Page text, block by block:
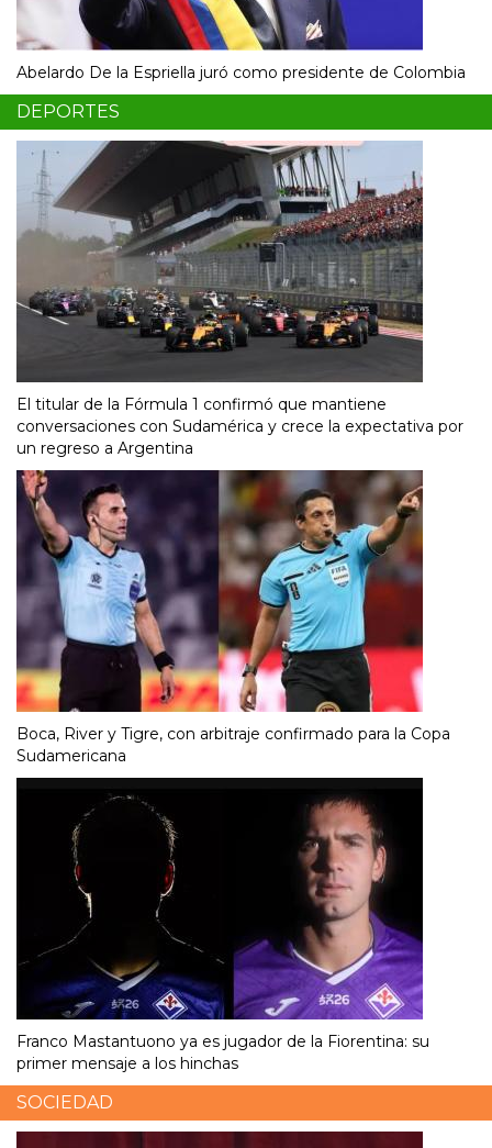
Abelardo De la Espriella juró como presidente de Colombia
DEPORTES
El titular de la Fórmula 1 confirmó que mantiene
conversaciones con Sudamérica y crece la expectativa por
un regreso a Argentina
Boca, River y Tigre, con arbitraje confirmado para la Copa
Sudamericana
Franco Mastantuono ya es jugador de la Fiorentina: su
primer mensaje a los hinchas
SOCIEDAD